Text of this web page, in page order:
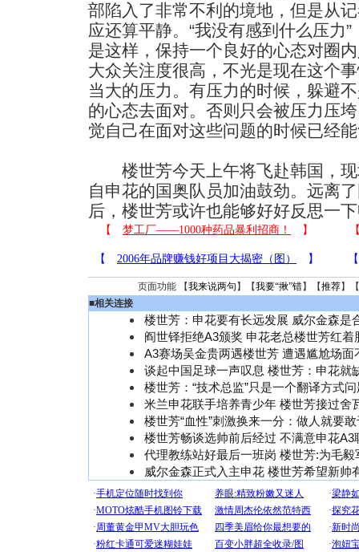
部陷入了非常不利的境地，但是从
应还算平静。“我没有感到什么压力
是这样，保持一个良好的心态对圈
大众关注度很高，不光是现在这个
当大的压力。有压力的时候，躲避
的心态去面对。否则只会被压力压
觉自己在面对这些问题的时候已经
楼世芳今天上午将飞赴韩国，现
自申花的国奥队员加油鼓劲。远离
后，楼世芳或许也能够好好反思一
页面功能 【我来说两句 】【我要“揪”错】【推荐】
■相关连接
楼世芳：申花要有长远发展 威尔金森是
阎世铎拒绝A3颁奖 申花老总楼世芳红着
A3赛场吴金贵两遇楼世芳 遭遇尴尬场面
谈起中国足球一声叹息 楼世芳：申花就
楼世芳：“技术总监”只是一个翻译方式
米兰申花联手培养青少年 楼世芳接过舍
楼世芳“血性”刺激换来一分：做人就要
楼世芳畅谈选帅前后经过 不满意申花A3
代理教练站好最后一班岗 楼世芳:为毛毅
威尔金森正式入主申花 楼世芳希望新帅